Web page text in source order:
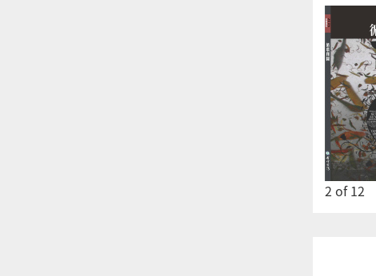
2 of12